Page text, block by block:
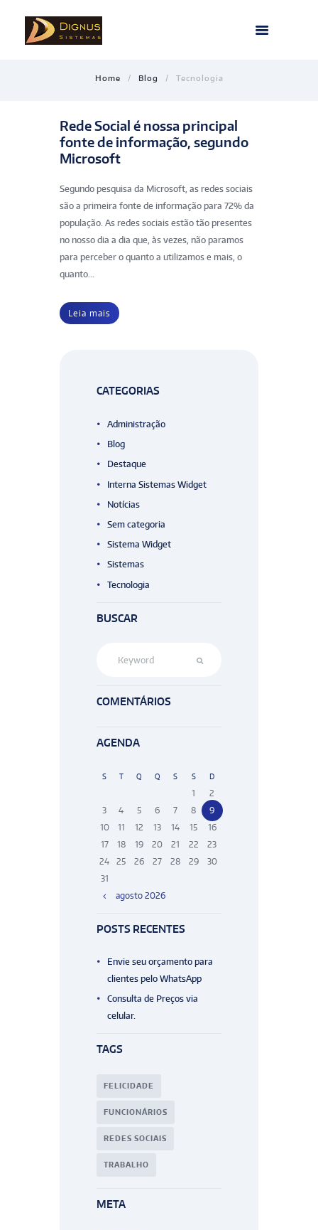
Home Blog Tecnologia
Rede Social é nossa principal
fonte de informação, segundo
Microsoft
Segundo pesquisa da Microsoft, as redes sociais
são a primeira fonte de informação para 72% da
população. As redes sociais estão tão presentes
no nosso dia a dia que, às vezes, não paramos
para perceber o quanto a utilizamos e mais, o
quanto...
Leia mais
CATEGORIAS
Administração
Blog
Destaque
Interna Sistemas Widget
Notícias
Sem categoria
Sistema Widget
Sistemas
Tecnologia
BUSCAR
COMENTÁRIOS
AGENDA
agosto 2026
S T Q Q S S D
1
2
3
4 5 6 7 8
9
10
11 12 13 14 15
16
17
18 19 20 21 22
23
24
25 26 27 28 29
30
31
POSTS RECENTES
Envie seu orçamento para
clientes pelo WhatsApp
Consulta de Preços via
celular.
TAGS
FELICIDADE
FUNCIONÁRIOS
REDES SOCIAIS
TRABALHO
META